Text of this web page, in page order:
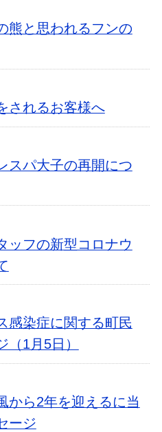
熊と思われるフンの
されるお客様へ
スパ大子の再開につ
ッフの新型コロナウ
感染症に関する町民
1月5日）
から2年を迎えるに当
ージ